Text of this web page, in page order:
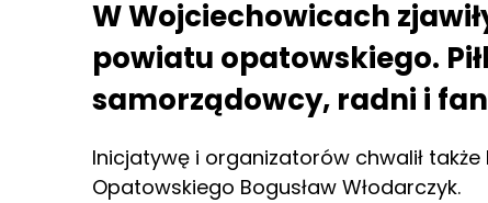
W Wojciechowicach
powiatu opatowskiego.
samorządowcy, radni i
Inicjatywę i organizatorów chwalił
Opatowskiego Bogusław Włodarczyk.